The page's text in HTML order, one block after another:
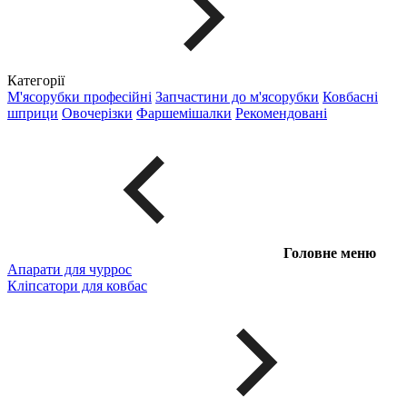
Категорії
М'ясорубки професійні Запчастини до м'ясорубки Ковбасні
шприци Овочерізки Фаршемішалки Рекомендовані
Головне меню
Апарати для чуррос
Кліпсатори для ковбас